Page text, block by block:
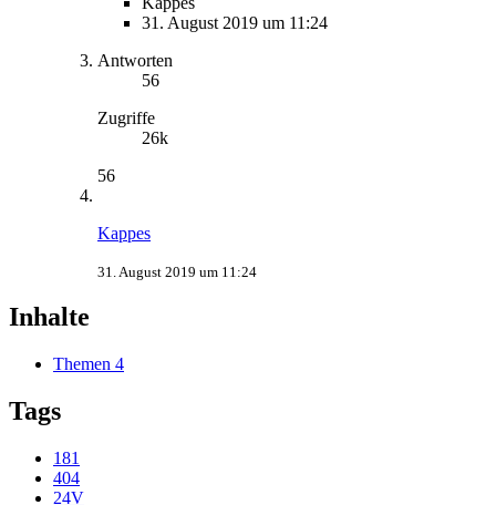
31. August 2019 um 11:24
Antworten
56
Zugriffe
26k
56
Kappes
31. August 2019 um 11:24
Inhalte
Themen 4
Tags
181
404
24V